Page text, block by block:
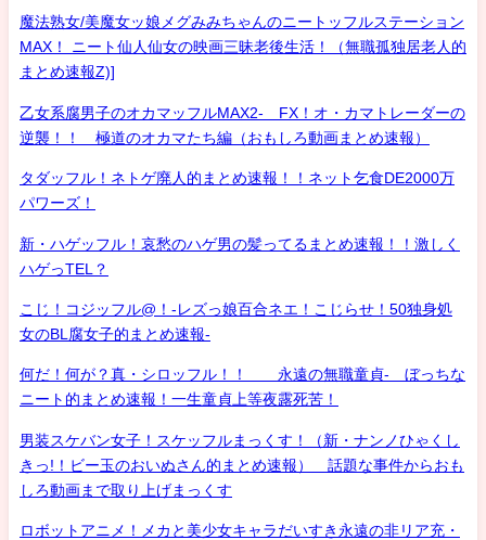
魔法熟女/美魔女ッ娘メグみみちゃんのニートッフルステーション
MAX！ ニート仙人仙女の映画三昧老後生活！（無職孤独居老人的
まとめ速報Z)]
乙女系腐男子のオカマッフルMAX2- FX！オ・カマトレーダーの
逆襲！！ 極道のオカマたち編（おもしろ動画まとめ速報）
タダッフル！ネトゲ廃人的まとめ速報！！ネット乞食DE2000万
パワーズ！
新・ハゲッフル！哀愁のハゲ男の髪ってるまとめ速報！！激しく
ハゲっTEL？
こじ！コジッフル@！-レズっ娘百合ネエ！こじらせ！50独身処
女のBL腐女子的まとめ速報-
何だ！何が？真・シロッフル！！ 永遠の無職童貞- ぼっちな
ニート的まとめ速報！一生童貞上等夜露死苦！
男装スケバン女子！スケッフルまっくす！（新・ナンノひゃくし
きっ!！ビー玉のおいぬさん的まとめ速報） 話題な事件からおも
しろ動画まで取り上げまっくす
ロボットアニメ！メカと美少女キャラだいすき永遠の非リア充・